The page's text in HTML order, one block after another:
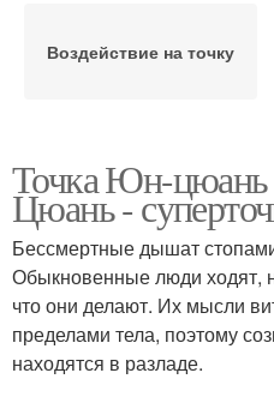
Воздействие на точку
Точки на стопе
Точка Юн-цюань
Цюань -
Бессмертные дышат
Обыкновенные люди ходят,
что они делают. Их мысли
пределами тела, поэтому
находятся в разладе.